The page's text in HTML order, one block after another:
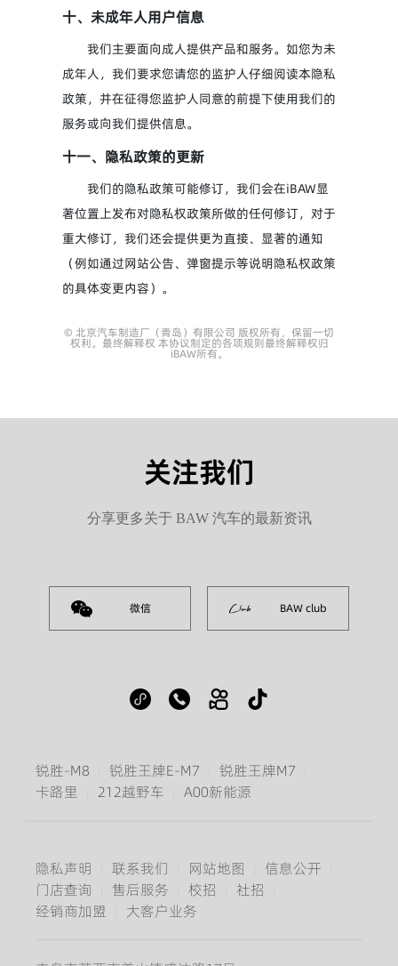
十、未成年人用户信息
我们主要面向成人提供产品和服务。如您为未
成年人，我们要求您请您的监护人仔细阅读本隐私
政策，并在征得您监护人同意的前提下使用我们的
服务或向我们提供信息。
十一、隐私政策的更新
我们的隐私政策可能修订，我们会在iBAW显
著位置上发布对隐私权政策所做的任何修订，对于
重大修订，我们还会提供更为直接、显著的通知
（例如通过网站公告、弹窗提示等说明隐私权政策
的具体变更内容）。
© 北京汽车制造厂（青岛）有限公司 版权所有，保留一切
权利。最终解释权 本协议制定的各项规则最终解释权归
iBAW所有。
关注我们
分享更多关于 BAW 汽车的最新资讯
微信 BAW club
锐胜-M8 锐胜王牌E-M7 锐胜王牌M7
卡路里 212越野车 A00新能源
大客户咨询热线
隐私声明 联系我们 网站地图 信息公开
门店查询 售后服务 校招 社招
经销商加盟 大客户业务